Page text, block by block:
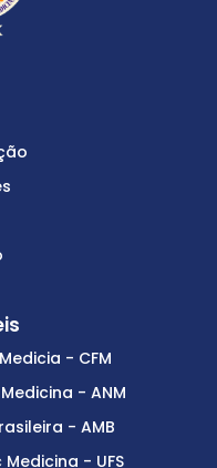
- CFM
- ANM
- AMB
- UFS